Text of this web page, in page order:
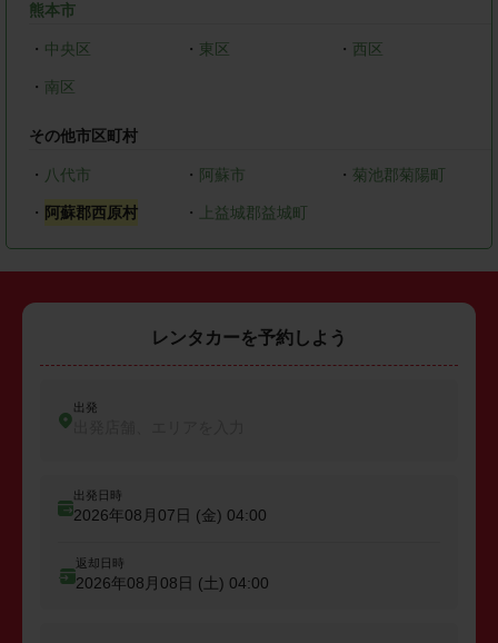
熊本市
・ 中央区 ・ 東区 ・ 西区
・ 南区
その他市区町村
・ 八代市 ・ 阿蘇市 ・ 菊池郡菊陽町
・ 阿蘇郡西原村 ・ 上益城郡益城町
レンタカーを予約しよう
出発
出発日時
2026年08月07日 (金) 04:00
返却日時
2026年08月08日 (土) 04:00